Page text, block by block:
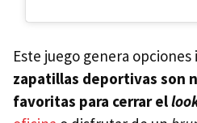
Este juego genera
zapatillas deportivas son
favoritas para cerrar el